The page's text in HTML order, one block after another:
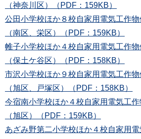
（神奈川区）（PDF：159KB）
公田小学校ほか８校自家用電気工作
（南区、栄区）（PDF：159KB）
帷子小学校ほか４校自家用電気工作
（保土ケ谷区）（PDF：158KB）
市沢小学校ほか９校自家用電気工作
（旭区、戸塚区）（PDF：158KB）
今宿南小学校ほか４校自家用電気工
（旭区）（PDF：159KB）
あざみ野第二小学校ほか４校自家用